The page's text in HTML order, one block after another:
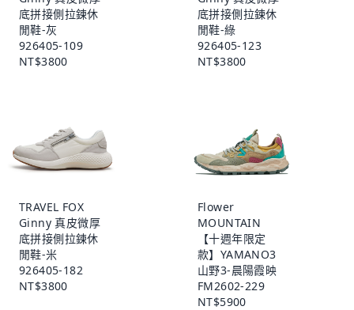
底拼接側拉鍊休
閒鞋-灰
926405-109
NT$3800
底拼接側拉鍊休
閒鞋-綠
926405-123
NT$3800
TRAVEL FOX
Ginny 真皮微厚
底拼接側拉鍊休
閒鞋-米
926405-182
NT$3800
Flower
MOUNTAIN
【十週年限定
款】YAMANO3
山野3-晨陽霞映
FM2602-229
NT$5900